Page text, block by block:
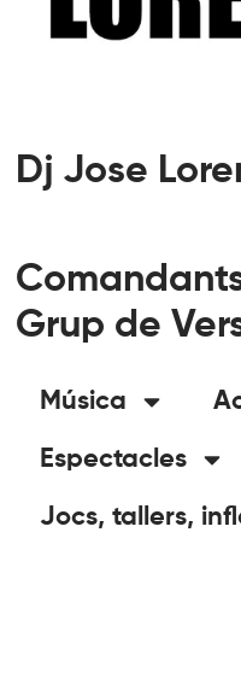
Dj Jose
Grup de
Música
Espectacles
Jocs, tallers,